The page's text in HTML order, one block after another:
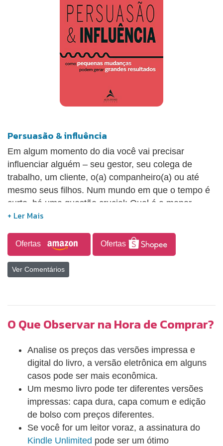
poderosas nos negócios e na sua vida pessoal.
Através das 50 perguntas do teste de QI de
Persuasão, você poderá avaliar seus pontos fortes
e seus pontos fracos.
Persuasão & influência
Em algum momento do dia você vai precisar
influenciar alguém – seu gestor, seu colega de
trabalho, um cliente, o(a) companheiro(a) ou até
mesmo seus filhos. Num mundo em que o tempo é
curto, há uma questão crucial: Qual é a menor
mudança que você pode fazer para aumentar suas
psicologia, economia comportamental e
neurociência ajudam a compreender melhor a
mudança gerada pela persuasão. Cada vez mais, a
força dos argumentos e a quantidade de informação
contexto psicológico em que a informação é
apresentada ganha destaque. A verdade é que
qualquer um pode ampliar a capacidade de
influência sem precisar de mais informações ou
recursos. Bastam simples mudanças na abordagem
de persuasão, para se conectar com as motivações
humanas mais profundas. Nestas páginas, três
grandes nomes da persuasão apresentam o
conceito de small big: pequenas mudanças que
podem alavancar a capacidade de influenciar
pessoas e gerar grandes resultados. Organizado
Ofertas Ofertas
Ver Comentários
O Que Observar na Hora de Comprar?
Analise os preços das versões impressa e
digital do livro, a versão eletrônica em alguns
casos pode ser mais econômica.
Um mesmo livro pode ter diferentes versões
impressas: capa dura, capa comum e edição
de bolso com preços diferentes.
Se você for um leitor voraz, a assinatura do
Kindle Unlimited pode ser um ótimo